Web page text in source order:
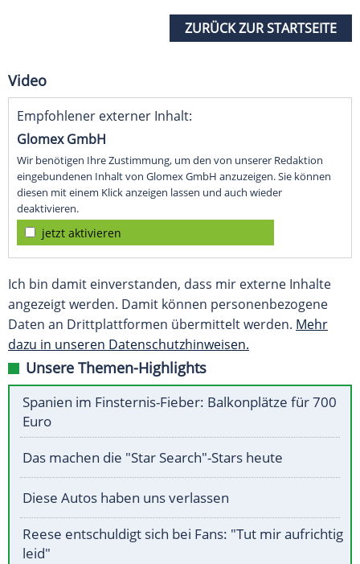
ZURÜCK ZUR STARTSEITE
Video
Empfohlener externer Inhalt:
Glomex GmbH
Wir benötigen Ihre Zustimmung, um den von unserer Redaktion
eingebundenen Inhalt von Glomex GmbH anzuzeigen. Sie können
diesen mit einem Klick anzeigen lassen und auch wieder
deaktivieren.
jetzt aktivieren
Ich bin damit einverstanden, dass mir externe Inhalte
angezeigt werden. Damit können personenbezogene
Daten an Drittplattformen übermittelt werden. Mehr
dazu in unseren Datenschutzhinweisen.
Unsere Themen-Highlights
Spanien im Finsternis-Fieber: Balkonplätze für 700
Euro
Das machen die "Star Search"-Stars heute
Diese Autos haben uns verlassen
Reese entschuldigt sich bei Fans: "Tut mir aufrichtig
leid"